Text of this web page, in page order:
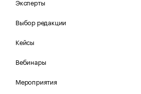
Эксперты
Выбор редакции
Кейсы
Вебинары
Мероприятия